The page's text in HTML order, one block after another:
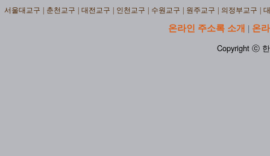
서울대교구 춘천교구 대전교구 인천교구 수원교구 원주교구 의정부교구
온라인 주소록 소개 | 온
Copyright ⓒ